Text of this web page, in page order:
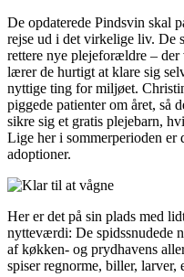
De opdaterede Pindsvin skal
rejse ud i det virkelige liv. De
rettere nye plejeforældre –
lærer de hurtigt at klare sig
nyttige ting for miljøet.
piggede patienter om året, så
sikre sig et gratis plejebarn,
Lige her i sommerperioden
adoptioner.
Her er det på sin plads med
nytteværdi: De spidssnudede
af køkken- og prydhavens
spiser regnorme, biller,